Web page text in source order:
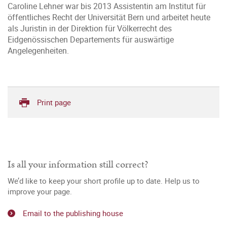
Caroline Lehner war bis 2013 Assistentin am Institut für
öffentliches Recht der Universität Bern und arbeitet heute
als Juristin in der Direktion für Völkerrecht des
Eidgenössischen Departements für auswärtige
Angelegenheiten.
Print page
Is all your information still correct?
We’d like to keep your short profile up to date. Help us to
improve your page.
Email to the publishing house